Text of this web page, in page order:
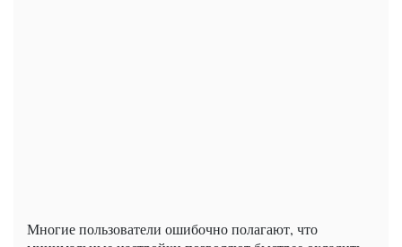
Многие пользователи ошибочно полагают, что